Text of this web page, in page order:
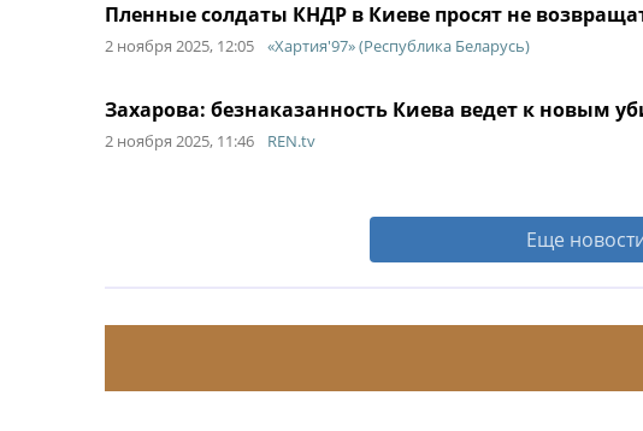
Пленные солдаты КНДР в Киеве просят не
2 ноября 2025, 12:05 «Хартия'97» (Республика Беларусь)
Захарова: безнаказанность Киева ведет к новым
2 ноября 2025, 11:46 REN.tv
Еще